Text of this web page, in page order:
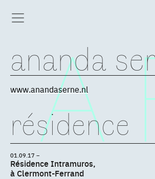
ananda
www.anandaserne.nl
résidence
01.09.17 –
Résidence Intramuros,
à Clermont-Ferrand